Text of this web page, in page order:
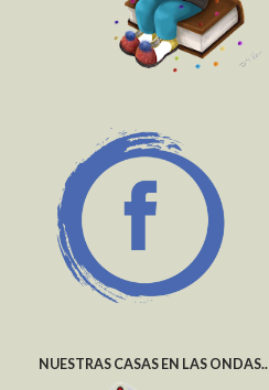
NUESTRAS CASAS EN LAS ONDAS..